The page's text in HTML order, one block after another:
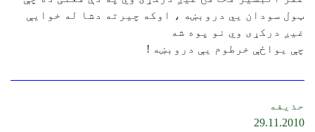
ټول سودان يي دروبښه ، اوکه چيرته دشا له خوایې
غیږ درکړی وي نو پوه شه
چې یواځې خرطوم یې دروبښه !
حذيفه
29.11.2010